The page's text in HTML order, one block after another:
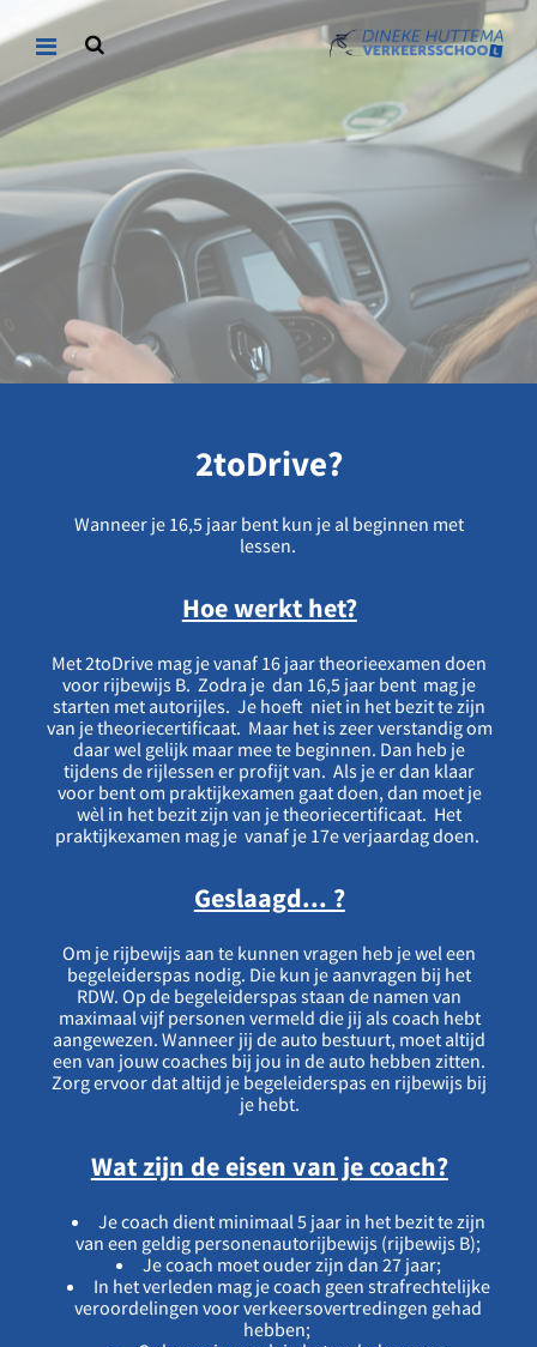
2toDrive?
Wanneer je 16,5 jaar bent kun je al beginnen met
lessen.
Hoe werkt het?
Met 2toDrive mag je vanaf 16 jaar theorieexamen doen
voor rijbewijs B. Zodra je dan 16,5 jaar bent mag je
starten met autorijles. Je hoeft niet in het bezit te zijn
van je theoriecertificaat. Maar het is zeer verstandig om
daar wel gelijk maar mee te beginnen. Dan heb je
tijdens de rijlessen er profijt van. Als je er dan klaar
voor bent om praktijkexamen gaat doen, dan moet je
wèl in het bezit zijn van je theoriecertificaat. Het
praktijkexamen mag je vanaf je 17e verjaardag doen.
Geslaagd... ?
Om je rijbewijs aan te kunnen vragen heb je wel een
begeleiderspas nodig. Die kun je aanvragen bij het
RDW. Op de begeleiderspas staan de namen van
maximaal vijf personen vermeld die jij als coach hebt
aangewezen. Wanneer jij de auto bestuurt, moet altijd
een van jouw coaches bij jou in de auto hebben zitten.
Zorg ervoor dat altijd je begeleiderspas en rijbewijs bij
je hebt.
Wat zijn de eisen van je coach?
Je coach dient minimaal 5 jaar in het bezit te zijn
van een geldig personenautorijbewijs (rijbewijs B);
Je coach moet ouder zijn dan 27 jaar;
In het verleden mag je coach geen strafrechtelijke
veroordelingen voor verkeersovertredingen gehad
hebben;